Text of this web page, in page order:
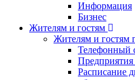
Информация
Бизнес
Жителям и гостям
Жителям и гостям
Телефонный
Расписание